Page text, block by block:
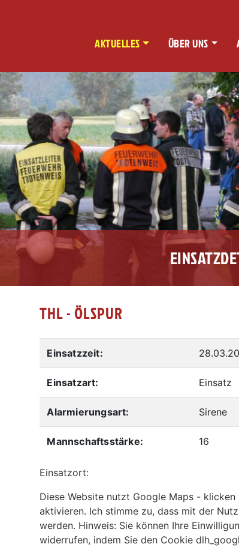
AKTUELLES ÜBER UNS
THL - ÖLSPUR
Einsatzzeit:
Einsatzart: Einsatz
Alarmierungsart: Sirene
Mannschaftsstärke: 16
Einsatzort:
Diese Website nutzt Google Maps - klicken
aktivieren. Ich stimme zu, dass mit der
werden. Hinweis: Sie können Ihre
widerrufen, indem Sie den Cookie